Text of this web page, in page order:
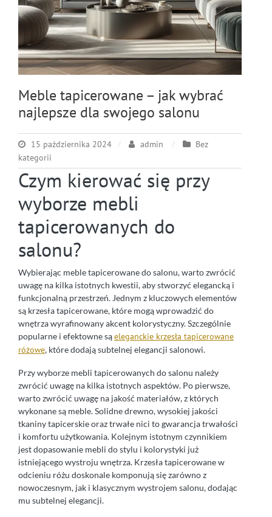
Meble tapicerowane – jak wybrać
najlepsze dla swojego salonu
15 października 2024 admin
Bez
kategorii
Czym kierować się przy
wyborze mebli
tapicerowanych do
salonu?
Wybierając meble tapicerowane do salonu, warto zwrócić
uwagę na kilka istotnych kwestii, aby stworzyć elegancką i
funkcjonalną przestrzeń. Jednym z kluczowych elementów
są krzesła tapicerowane, które mogą wprowadzić do
wnętrza wyrafinowany akcent kolorystyczny. Szczególnie
popularne i efektowne sąeleganckie krzesła tapicerowane
różowe, które dodają subtelnej elegancji salonowi.
Przy wyborze mebli tapicerowanych do salonu należy
zwrócić uwagę na kilka istotnych aspektów. Po pierwsze,
warto zwrócić uwagę na jakość materiałów, z których
wykonane są meble. Solidne drewno, wysokiej jakości
tkaniny tapicerskie oraz trwałe nici to gwarancja trwałości
i komfortu użytkowania. Kolejnym istotnym czynnikiem
jest dopasowanie mebli do stylu i kolorystyki już
istniejącego wystroju wnętrza. Krzesła tapicerowane w
odcieniu różu doskonale komponują się zarówno z
nowoczesnym, jak i klasycznym wystrojem salonu, dodając
mu subtelnej elegancji.